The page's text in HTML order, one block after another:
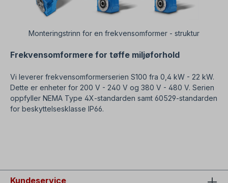
Monteringstrinn for en frekvensomformer - struktur
Frekvensomformere for tøffe miljøforhold
Vi leverer frekvensomformerserien S100 fra 0,4 kW - 22 kW.
Dette er enheter for 200 V - 240 V og 380 V - 480 V. Serien
oppfyller NEMA Type 4X-standarden samt 60529-standarden
for beskyttelsesklasse IP66.
Kundeservice